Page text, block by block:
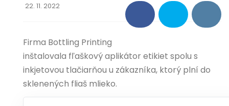
O NÁS
22. 11. 2022
Firma Bottling Printing
inštalovala fľaškový aplikátor etikiet spolu s
inkjetovou tlačiarňou u zákazníka, ktorý plní do
sklenených fliaš mlieko.